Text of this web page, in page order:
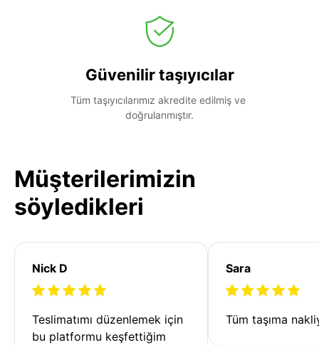
Güvenilir taşıyıcılar
Tüm taşıyıcılarımız akredite edilmiş ve
doğrulanmıştır.
Müşterilerimizin
söyledikleri
Nick D
Teslimatımı düzenlemek için
bu platformu keşfettiğim
Sara
Tüm taşıma